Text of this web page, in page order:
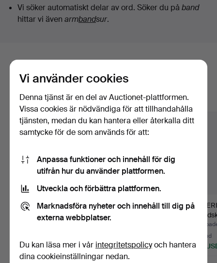
Vi söker automatiskt delar av ord. Söker du på band
hittar vi även armbandsur.
Här är föremål från vårt arkiv som
matchar din sökning
Visa alla föremål
REX, kassaregister, 2
st, 1910/20-tal elle…
190 USD
TELEVERKET,
mynttelefon, 1960-tal.
934 USD
L.M
först…
24 bud
169
Vi använder cookies
Denna tjänst är en del av Auctionet-plattformen.
Vissa cookies är nödvändiga för att tillhandahålla
tjänsten, medan du kan hantera eller återkalla ditt
samtycke för de som används för att:
Anpassa funktioner och innehåll för dig
utifrån hur du använder plattformen.
Utveckla och förbättra plattformen.
Marknadsföra nyheter och innehåll till dig på
externa webbplatser.
Du kan läsa mer i vår integritetspolicyoch hantera
dina cookieinställningar nedan.